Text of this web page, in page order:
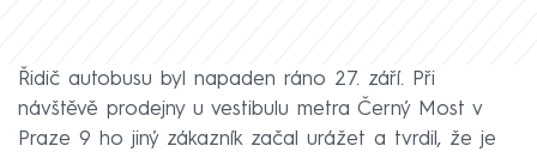
Řidič autobusu byl napaden ráno 27. září. Při
návštěvě prodejny u vestibulu metra Černý Most v
Praze 9 ho jiný zákazník začal urážet a tvrdil, že je